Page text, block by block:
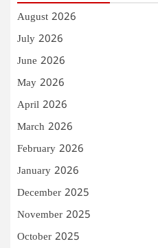
August 2026
July 2026
June 2026
May 2026
April 2026
March 2026
February 2026
January 2026
December 2025
November 2025
October 2025